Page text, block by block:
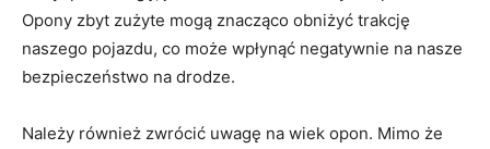
Opony‌ zbyt zużyte mogą znacząco‍ obniżyć trakcję
naszego pojazdu, co może wpłynąć negatywnie na nasze
bezpieczeństwo na drodze.
Należy również zwrócić uwagę na wiek opon. Mimo że